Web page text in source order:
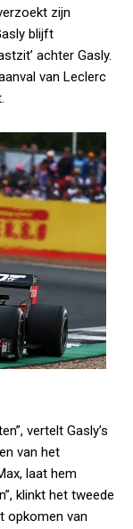
zijn
blijft
achter Gasly.
van Leclerc
vertelt Gasly’s
van het
laat hem
klinkt het tweede
opkomen van